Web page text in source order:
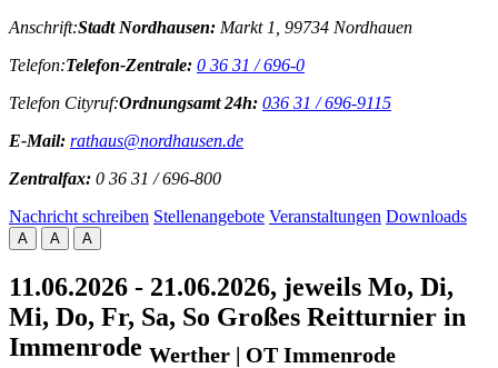
Anschrift:Stadt Nordhausen: Markt 1, 99734 Nordhauen
Telefon:Telefon-Zentrale: 0 36 31 / 696-0
Telefon Cityruf:Ordnungsamt 24h: 036 31 / 696-9115
E-Mail: rathaus@nordhausen.de
Zentralfax: 0 36 31 / 696-800
Nachricht schreiben Stellenangebote Veranstaltungen Downloads
A A A
11.06.2026 - 21.06.2026, jeweils Mo, Di,
Mi, Do, Fr, Sa, So Großes Reitturnier in
Immenrode Werther | OT Immenrode